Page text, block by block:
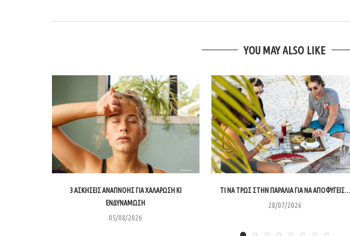
YOU MAY ALSO LIKE
3 ΑΣΚΉΣΕΙΣ ΑΝΑΠΝΟΉΣ ΓΙΑ ΧΑΛΆΡΩΣΗ ΚΙ
ΕΝΔΥΝΆΜΩΣΗ
05/08/2026
ΤΙ ΝΑ ΤΡΩΣ ΣΤΗΝ ΠΑΡΑΛΊΑ ΓΙΑ ΝΑ ΑΠΟΦΎΓΕΙΣ...
28/07/2026